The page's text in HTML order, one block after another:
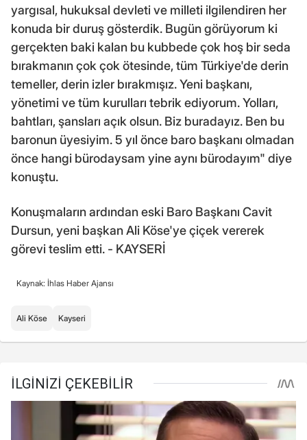
yargısal, hukuksal devleti ve milleti ilgilendiren her
konuda bir duruş gösterdik. Bugün görüyorum ki
gerçekten baki kalan bu kubbede çok hoş bir seda
bırakmanın çok çok ötesinde, tüm Türkiye'de derin
temeller, derin izler bırakmışız. Yeni başkanı,
yönetimi ve tüm kurulları tebrik ediyorum. Yolları,
bahtları, şansları açık olsun. Biz buradayız. Ben bu
baronun üyesiyim. 5 yıl önce baro başkanı olmadan
önce hangi bürodaysam yine aynı bürodayım" diye
konuştu.
Konuşmaların ardından eski Baro Başkanı Cavit
Dursun, yeni başkan Ali Köse'ye çiçek vererek
görevi teslim etti. - KAYSERİ
Kaynak: İhlas Haber Ajansı
Ali Köse Kayseri